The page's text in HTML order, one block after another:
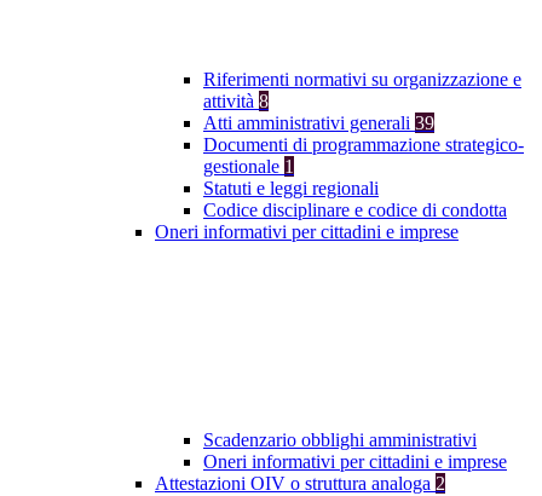
Riferimenti normativi su organizzazione e
attività 8
Atti amministrativi generali 39
Documenti di programmazione strategico-
gestionale 1
Statuti e leggi regionali
Codice disciplinare e codice di condotta
Oneri informativi per cittadini e imprese
Scadenzario obblighi amministrativi
Oneri informativi per cittadini e imprese
Attestazioni OIV o struttura analoga 2